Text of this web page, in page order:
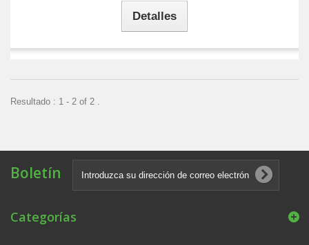
Detalles
Resultado : 1 - 2 of 2 .
Boletín
Categorías